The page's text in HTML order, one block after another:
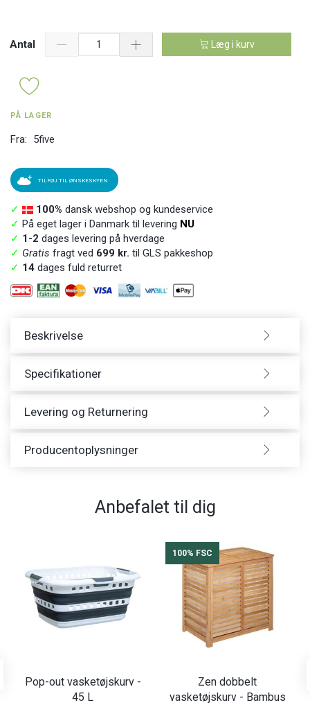
Antal Læg i kurv
PÅ LAGER
Fra: 5five
TILFØJ TIL ØNSKESKYEN
✓ 100% dansk webshop og kundeservice
✓ På eget lager i Danmark til levering NU
✓ 1-2 dages levering på hverdage
✓ Gratis fragt ved 699 kr. til GLS pakkeshop
✓ 14 dages fuld returret
Beskrivelse
Specifikationer
Levering og Returnering
Producentoplysninger
Anbefalet til dig
Pop-out vasketøjskurv -
45 L
100% FSC
Zen dobbelt
vasketøjskurv - Bambus